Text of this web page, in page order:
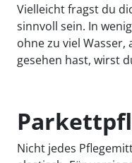
Vielleicht fragst du
sinnvoll sein. In
ohne zu viel
gesehen hast, wirst
Nicht jedes